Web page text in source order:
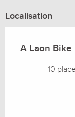
Localisation
A Laon Bike
10